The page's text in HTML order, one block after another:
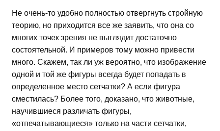
Не очень-то удобно полностью отвергнуть стройную
теорию, но приходится все же заявить, что она со
многих точек зрения не выглядит достаточно
состоятельной. И примеров тому можно привести
много. Скажем, так ли уж вероятно, что изображение
одной и той же фигуры всегда будет попадать в
определенное место сетчатки? А если фигура
сместилась? Более того, доказано, что животные,
научившиеся различать фигуры,
«отпечатывающиеся» только на части сетчатки,